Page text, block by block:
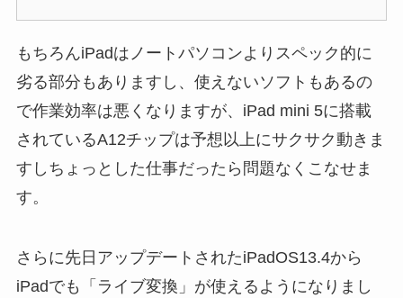
もちろんiPadはノートパソコンよりスペック的に
劣る部分もありますし、使えないソフトもあるの
で作業効率は悪くなりますが、iPad mini 5に搭載
されているA12チップは予想以上にサクサク動きま
すしちょっとした仕事だったら問題なくこなせま
す。
さらに先日アップデートされたiPadOS13.4から
iPadでも「ライブ変換」が使えるようになりまし